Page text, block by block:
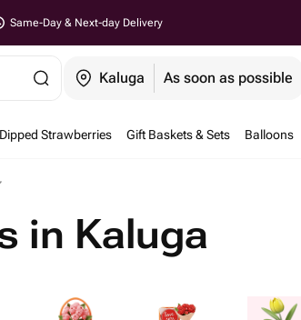
Same-Day & Next-day Delivery
Kaluga As soon as possible
Strawberries Gift Baskets & Sets Balloons
in Kaluga